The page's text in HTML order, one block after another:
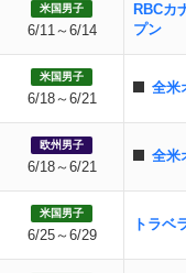
米国男子
6/11～6/14
RBCカ
プン
米国男子
6/18～6/21
全米
欧州男子
6/18～6/21
全米
米国男子
6/25～6/29
トラベ